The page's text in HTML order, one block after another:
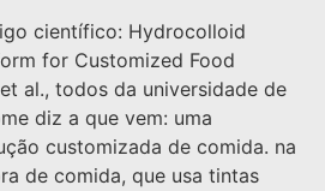
científico: Hydrocolloid
for Customized Food
al., todos da universidade de
diz a que vem: uma
customizada de comida. na
de comida, que usa tintas